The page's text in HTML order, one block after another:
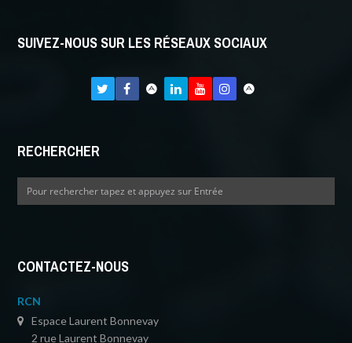
SUIVEZ-NOUS SUR LES RÉSEAUX SOCIAUX
RECHERCHER
CONTACTEZ-NOUS
RCN
Espace Laurent Bonnevay
2 rue Laurent Bonnevay